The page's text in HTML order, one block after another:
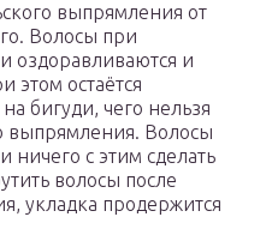
выпрямления от
Волосы при
оздоравливаются и
этом остаётся
бигуди, чего нельзя
выпрямления. Волосы
ничего с этим сделать
волосы после
укладка продержится